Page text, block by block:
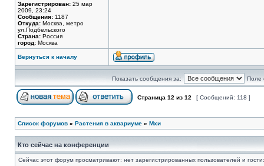
Зарегистрирован: 25 мар
2009, 23:24
Сообщения: 1187
Откуда: Москва, метро
ул.Подбельского
Страна: Россия
город: Москва
Вернуться к началу
Показать сообщения за: Поле
Страница 12 из 12 [ Сообщений: 118 ]
Список форумов » Растения в аквариуме » Мхи
Кто сейчас на конференции
Сейчас этот форум просматривают: нет зарегистрированных пользователей и